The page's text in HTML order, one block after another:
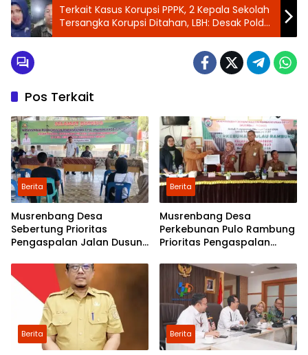
Terkait Kasus Korupsi PPPK, 2 Kepala Sekolah
Tersangka Korupsi Ditahan, LBH: Desak Polda
Sumut Periksa Eks Plt Bupati Langkat Dan
Pos Terkait
Berita
Musrenbang Desa
Sebertung Prioritas
Pengaspalan Jalan Dusun
Berita
Musrenbang Desa
Perkebunan Pulo Rambung
Prioritas Pengaspalan
Dusun Pondok Boyan
Berita Berita